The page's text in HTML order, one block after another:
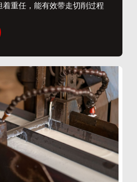
重任，能有效带走切削过程